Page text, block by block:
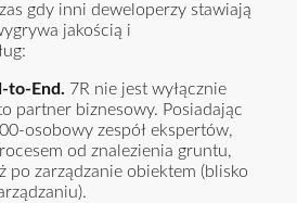
gdy inni deweloperzy stawiają
jakością i
to-End. 7R nie jest wyłącznie
partner biznesowy. Posiadając
osobowy zespół ekspertów,
od znalezienia gruntu,
po zarządzanie obiektem (blisko